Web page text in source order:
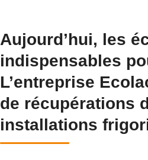
Aujourd’hui, les
indispensables
L’entreprise
de récupérations
installations